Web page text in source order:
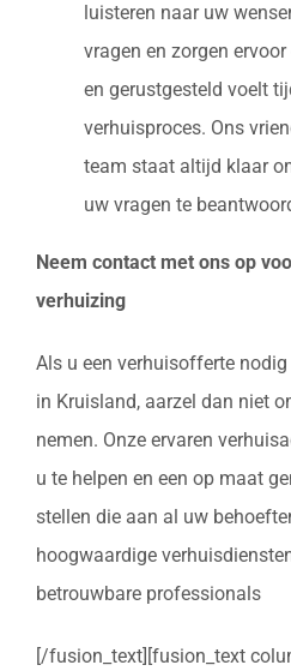
luisteren naar uw
vragen en zorgen
en gerustgesteld voelt
verhuisproces. Ons
team staat altijd klaar
uw vragen te
Neem contact met ons op
verhuizing
Als u een verhuisofferte
in Kruisland, aarzel dan niet
nemen. Onze ervaren
u te helpen en een op maat
stellen die aan al uw
hoogwaardige
betrouwbare professionals
[/fusion_text][fusion_text